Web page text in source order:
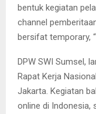
bentuk kegiatan
channel
bersifat temporary,
DPW SWI Sumsel,
Rapat Kerja
Jakarta. Kegiatan
online di Indonesia,